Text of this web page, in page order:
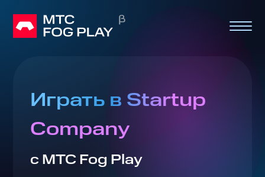
Играть в Startup
Company
с МТС Fog Play